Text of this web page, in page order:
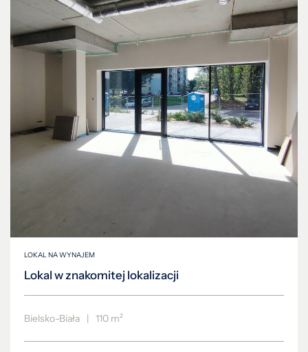
LOKAL NA WYNAJEM
Lokal w znakomitej lokalizacji
Bielsko-Biała 110 m²